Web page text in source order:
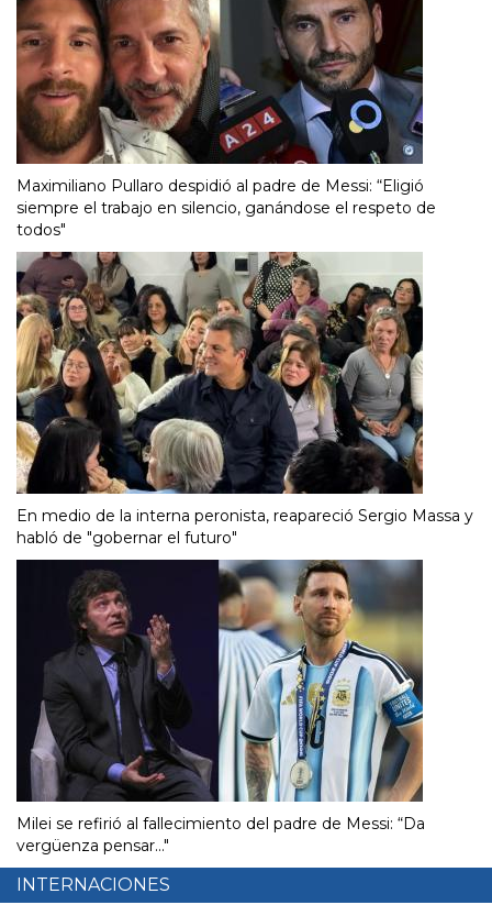
Maximiliano Pullaro despidió al padre de Messi: “Eligió
siempre el trabajo en silencio, ganándose el respeto de
todos"
En medio de la interna peronista, reapareció Sergio Massa y
habló de "gobernar el futuro"
Milei se refirió al fallecimiento del padre de Messi: “Da
vergüenza pensar..."
INTERNACIONES